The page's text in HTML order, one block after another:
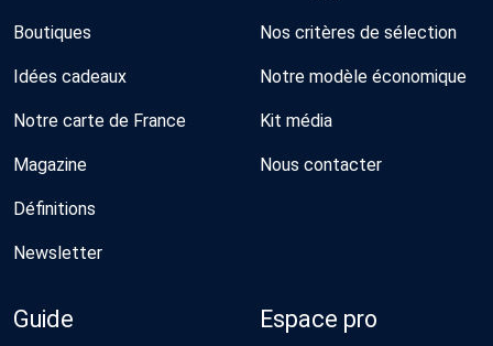
Boutiques
Idées cadeaux
Notre carte de France
Magazine
Définitions
Newsletter
Nos critères de sélection
Notre modèle économique
Kit média
Nous contacter
Guide Espace pro